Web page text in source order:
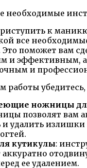
к
все
поможет вам
и эффективным, а
и
работы убедитесь,
ножницы
позволят вам
и удалить
кутикулы:
ее удалением.